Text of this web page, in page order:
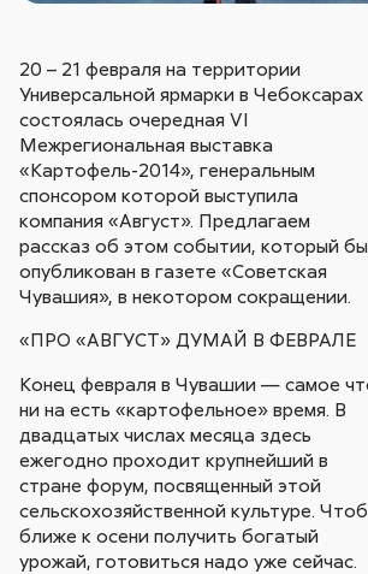
20 – 21 февраля на территории
Универсальной ярмарки в Чебоксарах
состоялась очередная VI
Межрегиональная выставка
«Картофель-2014», генеральным
спонсором которой выступила
компания «Август». Предлагаем
рассказ об этом событии, который
опубликован в газете «Советская
Чувашия», в некотором сокращении.
«ПРО «АВГУСТ» ДУМАЙ В ФЕВРАЛЕ
Конец февраля в Чувашии — самое
ни на есть «картофельное» время. В
двадцатых числах месяца здесь
ежегодно проходит крупнейший в
стране форум, посвященный этой
сельскохозяйственной культуре.
ближе к осени получить богатый
урожай, готовиться надо уже сейчас.